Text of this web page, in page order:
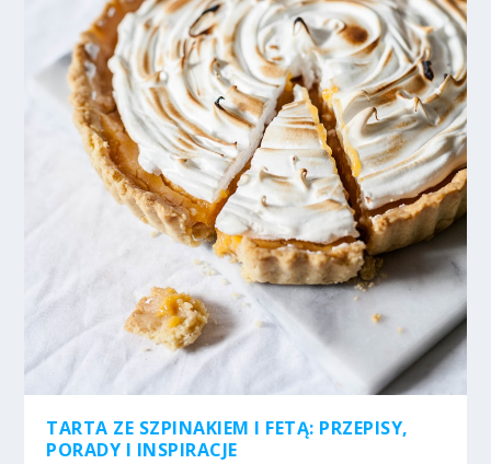
TARTA ZE SZPINAKIEM I FETĄ: PRZEPISY,
PORADY I INSPIRACJE